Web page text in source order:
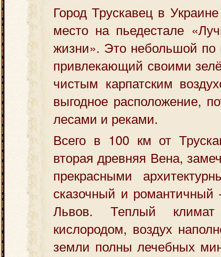
Город Трускавец в
место на пьедестале
жизни». Это небольшой по
привлекающий своими
чистым карпатским
выгодное расположение,
лесами и реками.
Всего в 100 км от
вторая древняя Вена,
прекрасными
сказочный и
Львов. Теплый климат
кислородом, воздух
земли полны лечебных